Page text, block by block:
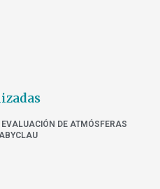
DE ATMÓSFERAS